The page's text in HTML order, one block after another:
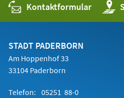
Kontaktformular
in
STADT PADERBORN
Am Hoppenhof 33
33104 Paderborn
Telefon: 05251 88-0